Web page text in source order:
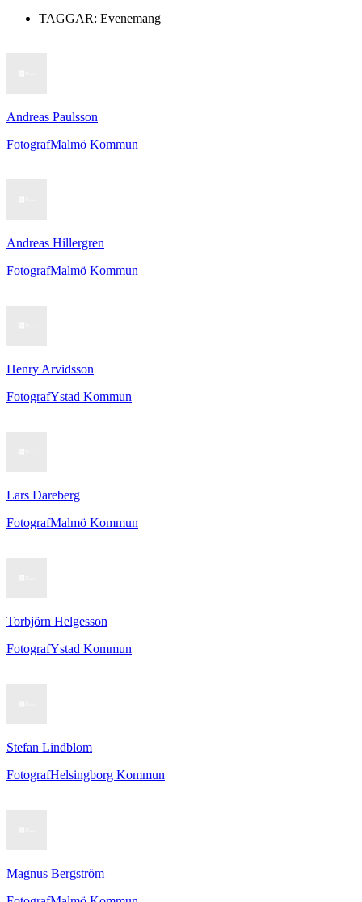
TAGGAR: Evenemang
Andreas Paulsson
FotografMalmö Kommun
Andreas Hillergren
FotografMalmö Kommun
Henry Arvidsson
FotografYstad Kommun
Lars Dareberg
FotografMalmö Kommun
Torbjörn Helgesson
FotografYstad Kommun
Stefan Lindblom
FotografHelsingborg Kommun
Magnus Bergström